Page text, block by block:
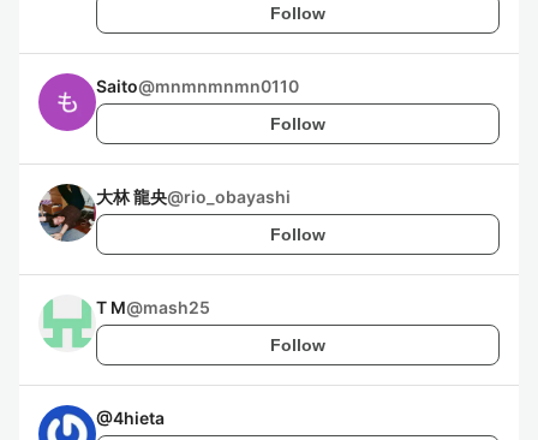
Follow
Saito@mnmnmnmn0110
Follow
大林 龍央@rio_obayashi
Follow
T M@mash25
Follow
@4hieta